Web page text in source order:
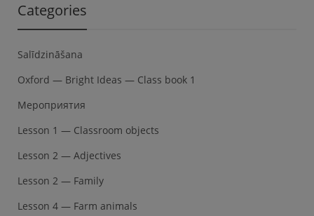
Categories
Salīdzināšana
Oxford — Bright Ideas — Class book 1
Мероприятия
Lesson 1 — Classroom objects
Lesson 2 — Adjectives
Lesson 2 — Family
Lesson 4 — Farm animals